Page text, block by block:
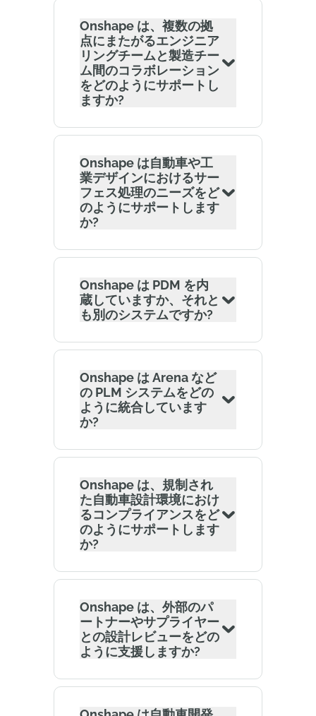
Onshape は、複数の拠
点にまたがるエンジニア
リングチームと製造チー
ム間のコラボレーション
をどのようにサポートし
ますか?
Onshape は自動車や工
業デザインにおけるサー
フェス処理のニーズをど
のようにサポートします
か?
Onshape は PDM を内
蔵していますか、それと
も別のシステムですか?
Onshape は Arena など
の PLM システムをどの
ように統合しています
か?
Onshape は、規制され
た自動車設計環境におけ
るコンプライアンスをど
のようにサポートします
か?
Onshape は、外部のパ
ートナーやサプライヤー
との設計レビューをどの
ように支援しますか?